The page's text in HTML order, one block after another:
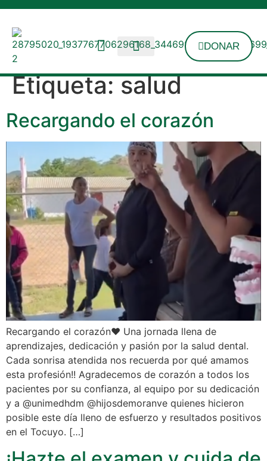
DONAR
Etiqueta:salud
Recargando el corazón
Recargando el corazón❤️ Una jornada llena de
aprendizajes, dedicación y pasión por la salud dental.
Cada sonrisa atendida nos recuerda por qué amamos
esta profesión!! Agradecemos de corazón a todos los
pacientes por su confianza, al equipo por su dedicación
y a @unimedhdm @hijosdemoranve quienes hicieron
posible este día lleno de esfuerzo y resultados positivos
en el Tocuyo. […]